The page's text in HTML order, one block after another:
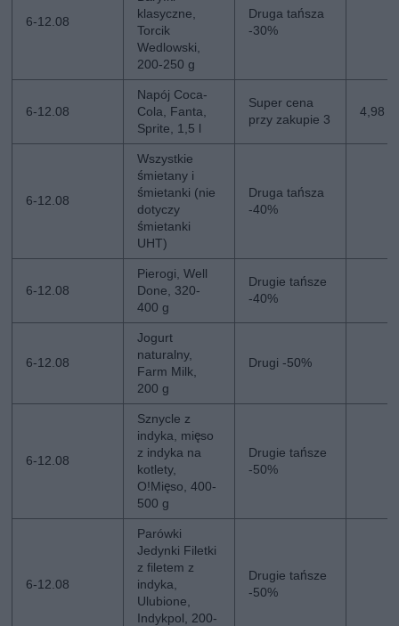
6-12.08
klasyczne,
Torcik
Wedlowski,
200-250 g
Druga tańsza
-30%
6-12.08
Napój Coca-
Cola, Fanta,
Sprite, 1,5 l
Super cena
przy zakupie 3
4,98
6-12.08
Wszystkie
śmietany i
śmietanki (nie
dotyczy
śmietanki
UHT)
Druga tańsza
-40%
6-12.08
Pierogi, Well
Done, 320-
400 g
Drugie tańsze
-40%
6-12.08
Jogurt
naturalny,
Farm Milk,
200 g
Drugi -50%
6-12.08
Sznycle z
indyka, mięso
z indyka na
kotlety,
O!Mięso, 400-
500 g
Drugie tańsze
-50%
6-12.08
Parówki
Jedynki Filetki
z filetem z
indyka,
Ulubione,
Indykpol, 200-
Drugie tańsze
-50%